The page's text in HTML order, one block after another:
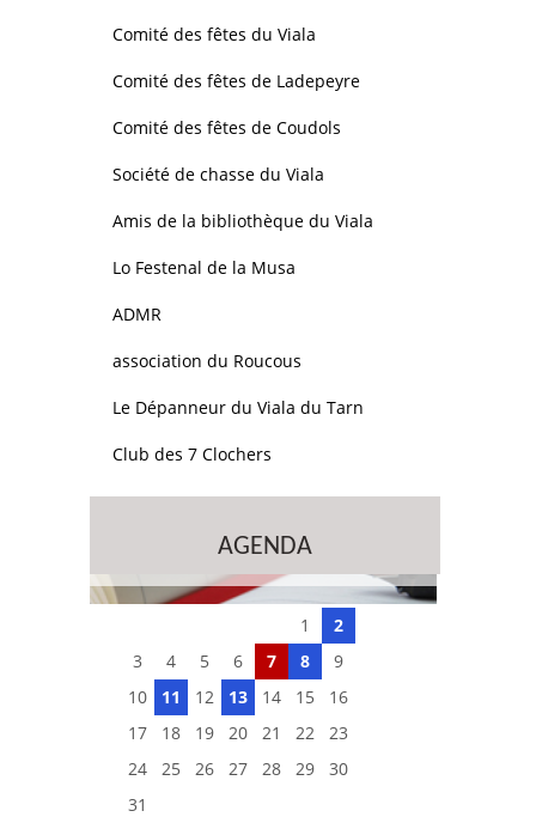
Comité des fêtes du Viala
Comité des fêtes de Ladepeyre
Comité des fêtes de Coudols
Société de chasse du Viala
Amis de la bibliothèque du Viala
Lo Festenal de la Musa
ADMR
association du Roucous
Le Dépanneur du Viala du Tarn
Club des 7 Clochers
AGENDA
1
2
3
4 5 6 7 8
9
10
11 12 13 14 15
16
17
18 19 20 21 22
23
24
25 26 27 28 29
30
31